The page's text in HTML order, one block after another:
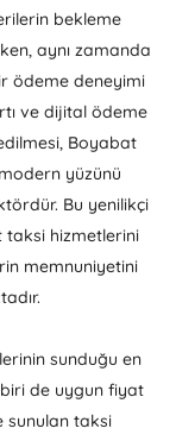
bekleme
aynı zamanda
ödeme deneyimi
ve dijital ödeme
Boyabat
yüzünü
Bu yenilikçi
taksi hizmetlerini
memnuniyetini
sunduğu en
de uygun fiyat
sunulan taksi